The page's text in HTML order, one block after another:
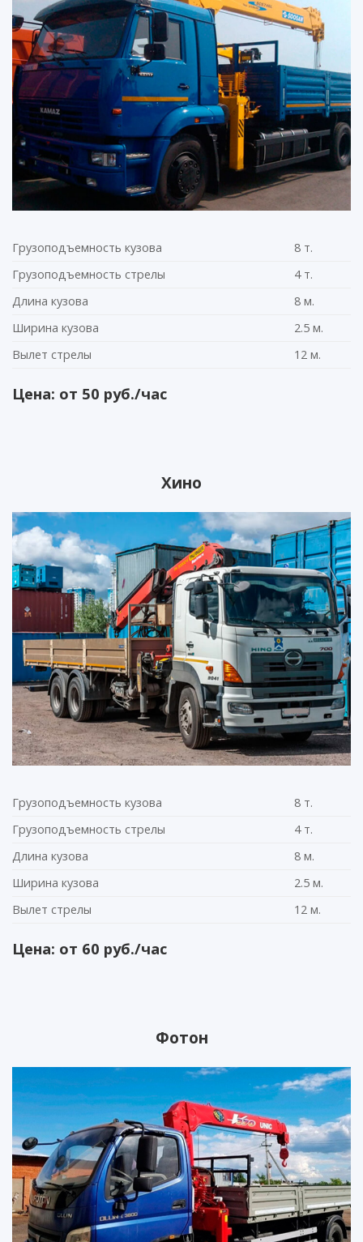
Грузоподъемность кузова
8 т.
Грузоподъемность стрелы
4 т.
Длина кузова
8 м.
Ширина кузова
2.5 м.
Вылет стрелы
12 м.
Цена: от 50 руб./час
Хино
Грузоподъемность кузова
8 т.
Грузоподъемность стрелы
4 т.
Длина кузова
8 м.
Ширина кузова
2.5 м.
Вылет стрелы
12 м.
Цена: от 60 руб./час
Фотон